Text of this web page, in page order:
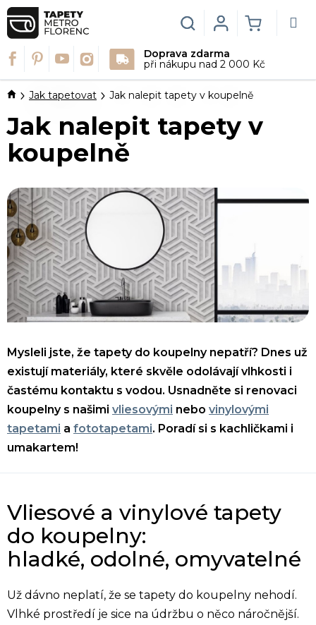
Přejít
na
obsah
Doprava zdarma
při nákupu nad 2 000 Kč
Hledat
KOŠÍK
Login
DomůJak tapetovat Jak nalepit tapety v koupelně
Jak nalepit tapety v
koupelně
Mysleli jste, že tapety do koupelny nepatří? Dnes už
existují materiály, které skvěle odolávají vlhkosti i
častému kontaktu s vodou. Usnadněte si renovaci
koupelny s našimi vliesovými nebo vinylovými
tapetami a fototapetami. Poradí si s kachličkami i
umakartem!
Vliesové a vinylové tapety
do koupelny:
hladké, odolné, omyvatelné
Už dávno neplatí, že se tapety do koupelny nehodí.
Vlhké prostředí je sice na údržbu o něco náročnější.